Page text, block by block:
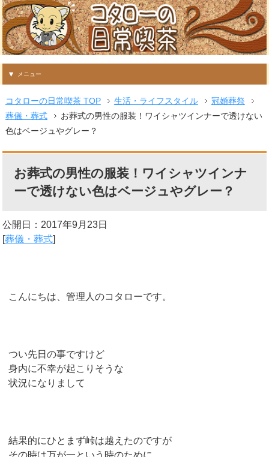
メニュー
コタローの日常喫茶 TOP 生活・ライフスタイル
冠婚葬祭
葬儀・葬式
お葬式の男性の服装！ワイシャツインナーで透けない
色はベージュやグレー？
お葬式の男性の服装！ワイシャツインナ
ーで透けない色はベージュやグレー？
公開日： 2017年9月23日
[葬儀・葬式]
こんにちは、管理人のコタローです。
つい先日の事ですけど
身内に不幸が起こりそうな
状況になりまして
結果的にひとまず峠は越えたのですが
その時は万が一という時のために